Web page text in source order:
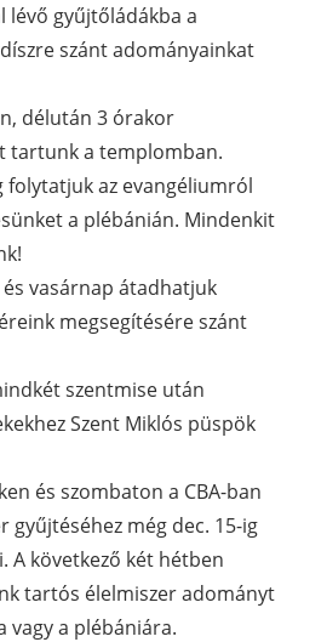
lévő gyűjtőládákba a
szánt adományainkat
délután 3 órakor
tartunk a templomban.
folytatjuk az evangéliumról
a plébánián. Mindenkit
vasárnap átadhatjuk
megsegítésére szánt
szentmise után
Szent Miklós püspök
és szombaton a CBA-ban
még dec. 15-ig
A következő két hétben
tartós élelmiszer adományt
vagy a plébániára.